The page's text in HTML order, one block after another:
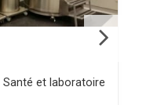
Santé et laboratoire